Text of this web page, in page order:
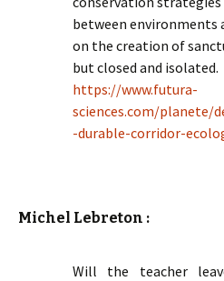
between environments
on the creation of
but closed and isolated.
https://www.futura-
sciences.com/planete/
-durable-corridor-
Michel Lebreton :
Will the teacher